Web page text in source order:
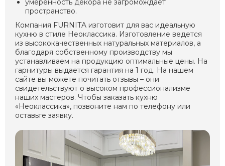
умеренность декора не загромождает
пространство.
Компания FURNITA изготовит для вас идеальную
кухню в стиле Неоклассика. Изготовление ведется
из высококачественных натуральных материалов, а
благодаря собственному производству мы
устанавливаем на продукцию оптимальные цены. На
гарнитуры выдается гарантия на 1 год. На нашем
сайте вы можете почитать отзывы – они
свидетельствуют о высоком профессионализме
наших мастеров. Чтобы заказать кухню
«Неоклассика», позвоните нам по телефону или
оставьте заявку.